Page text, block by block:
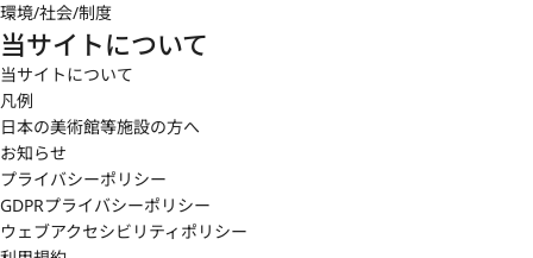
環境/社会/制度
当サイトについて
当サイトについて
凡例
日本の美術館等施設の方へ
お知らせ
プライバシーポリシー
GDPRプライバシーポリシー
ウェブアクセシビリティポリシー